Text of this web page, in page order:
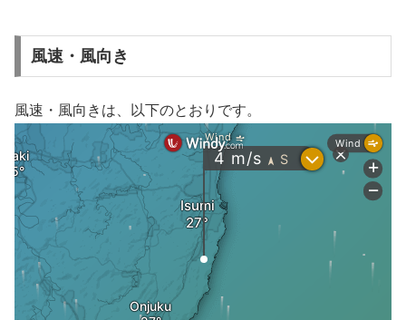
風速・風向き
風速・風向きは、以下のとおりです。